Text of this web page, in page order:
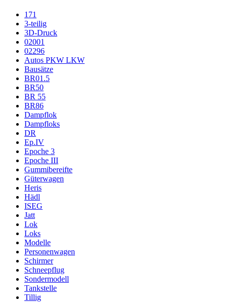
171
3-teilig
3D-Druck
02001
02296
Autos PKW LKW
Bausätze
BR01.5
BR50
BR 55
BR86
Dampflok
Dampfloks
DR
Ep.IV
Epoche 3
Epoche III
Gummibereifte
Güterwagen
Heris
Hädl
ISEG
Jatt
Lok
Loks
Modelle
Personenwagen
Schirmer
Schneepflug
Sondermodell
Tankstelle
Tillig